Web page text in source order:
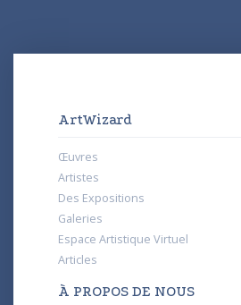
ArtWizard
Œuvres
Artistes
Des Expositions
Galeries
Espace Artistique Virtuel
Articles
À PROPOS DE NOUS